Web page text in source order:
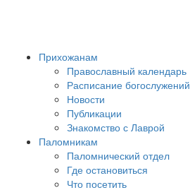
Прихожанам
Православный календарь
Расписание богослужений
Новости
Публикации
Знакомство с Лаврой
Паломникам
Паломнический отдел
Где остановиться
Что посетить